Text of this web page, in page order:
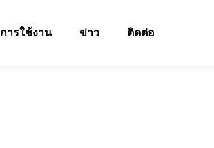
การใช้งาน ข่าว ติดต่อ